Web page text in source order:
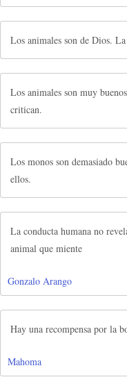
Los
Los animales son muy
critican.
Los monos son demasiado buenos para que el hombre
ellos.
La conducta humana no
animal que miente
Gonzalo Arango
Hay una recompensa por la
Mahoma